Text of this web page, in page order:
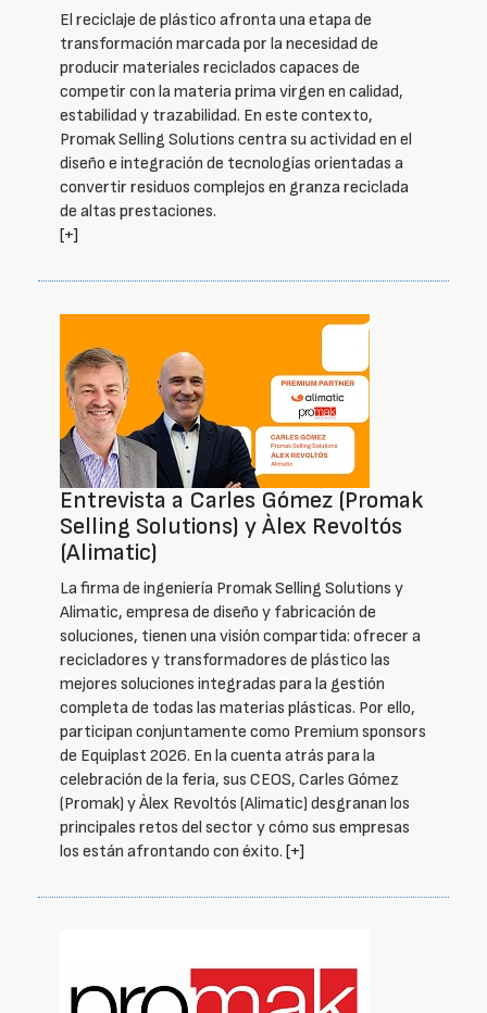
El reciclaje de plástico afronta una etapa de
transformación marcada por la necesidad de
producir materiales reciclados capaces de
competir con la materia prima virgen en calidad,
estabilidad y trazabilidad. En este contexto,
Promak Selling Solutions centra su actividad en el
diseño e integración de tecnologías orientadas a
convertir residuos complejos en granza reciclada
de altas prestaciones.
[+]
Entrevista a Carles Gómez (Promak
Selling Solutions) y Àlex Revoltós
(Alimatic)
La firma de ingeniería Promak Selling Solutions y
Alimatic, empresa de diseño y fabricación de
soluciones, tienen una visión compartida: ofrecer a
recicladores y transformadores de plástico las
mejores soluciones integradas para la gestión
completa de todas las materias plásticas. Por ello,
participan conjuntamente como Premium sponsors
de Equiplast 2026. En la cuenta atrás para la
celebración de la feria, sus CEOS, Carles Gómez
(Promak) y Àlex Revoltós (Alimatic) desgranan los
principales retos del sector y cómo sus empresas
los están afrontando con éxito. [+]